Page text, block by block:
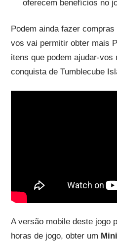
oferecem benefícios no
Podem ainda fazer
vos vai permitir obter mais
itens que podem ajudar-vos
conquista de Tumblecube
A versão mobile deste jogo
horas de jogo, obter um